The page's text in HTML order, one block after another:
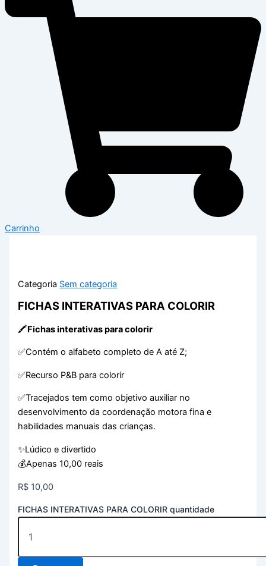
Carrinho
Categoria Sem categoria
FICHAS INTERATIVAS PARA COLORIR
🖍️Fichas interativas para colorir
✅Contém o alfabeto completo de A até Z;
✅Recurso P&B para colorir
✅Tracejados tem como objetivo auxiliar no
desenvolvimento da coordenação motora fina e
habilidades manuais das crianças.
✨Lúdico e divertido
💰Apenas 10,00 reais
R$ 10,00
FICHAS INTERATIVAS PARA COLORIR quantidade